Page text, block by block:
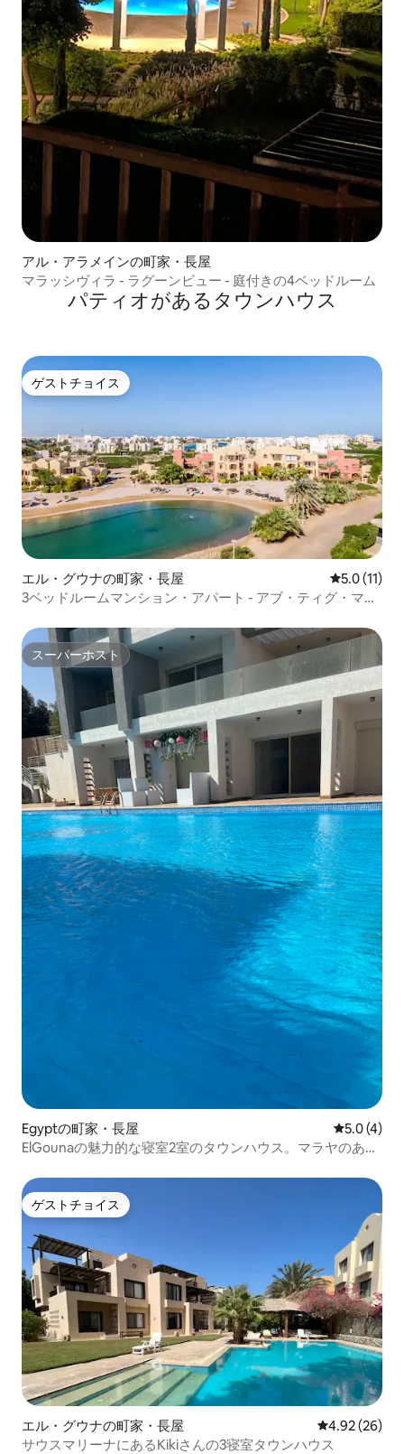
アル・アラメインの町家・長屋
マラッシヴィラ - ラグーンビュー - 庭付きの4ベッドルーム
パティオがあるタウンハウス
ゲストチョイス
ゲストチョイス
エル・グウナの町家・長屋 レビュー11
5.0 (11)
3ベッドルームマンション・アパート - アブ・ティグ・マリ
スーパーホスト
スーパーホスト
Egyptの町家・長屋 レビュー4
5.0 (4)
ElGounaの魅力的な寝室2室のタウンハウス。マラヤのあな
ゲストチョイス
ゲストチョイス
エル・グウナの町家・長屋 レビュー26
4.92 (26)
サウスマリーナにあるKikiさんの3寝室タウンハウス